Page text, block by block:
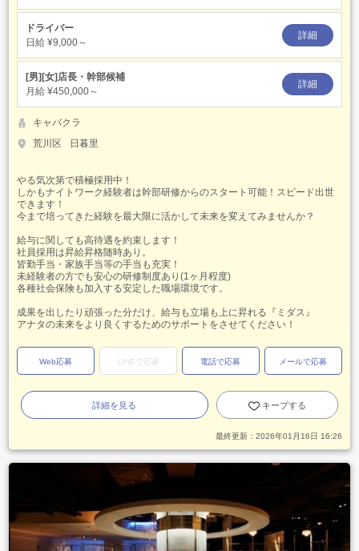
ドライバー
日給 ¥9,000～
詳細
[男][女]店長・幹部候補
月給 ¥450,000～
詳細
キャバクラ
荒川区
日暮里
やる気次第で積極採用中！
しかもナイトワーク経験者は幹部研修からのスタート可能！スピード出世
できます！
今まで培ってきた経験を最大限に活かして未来を変えてみませんか？
給与に関しても高待遇を約束します！
社員採用は昇給昇格随時あり。
皆勤手当・家族手当等の手当も充実！
未経験者の方でも安心の研修制度あり(1ヶ月程度)
各種社会保険も加入する安定した職場環境です。
成果を出したり頑張った分だけ、給与も立場も上に昇れる『ミダス』
アナタの未来をより良くするためのサポートをさせてください！
Web応募 LINEで応募 電話で応募 メールで応募
詳細を見る キープする
最終更新： 2026年01月16日 16:26